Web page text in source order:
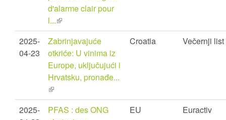
d'alarme clair pour
l...(link
is
external)
2025-
04-23
Zabrinjavajuće
otkriće: U vinima iz
Europe, uključujući i
Hrvatsku, pronađe...
(link
is
external)
Croatia Večernji list
2025-
PFAS : des ONG
EU Euractiv